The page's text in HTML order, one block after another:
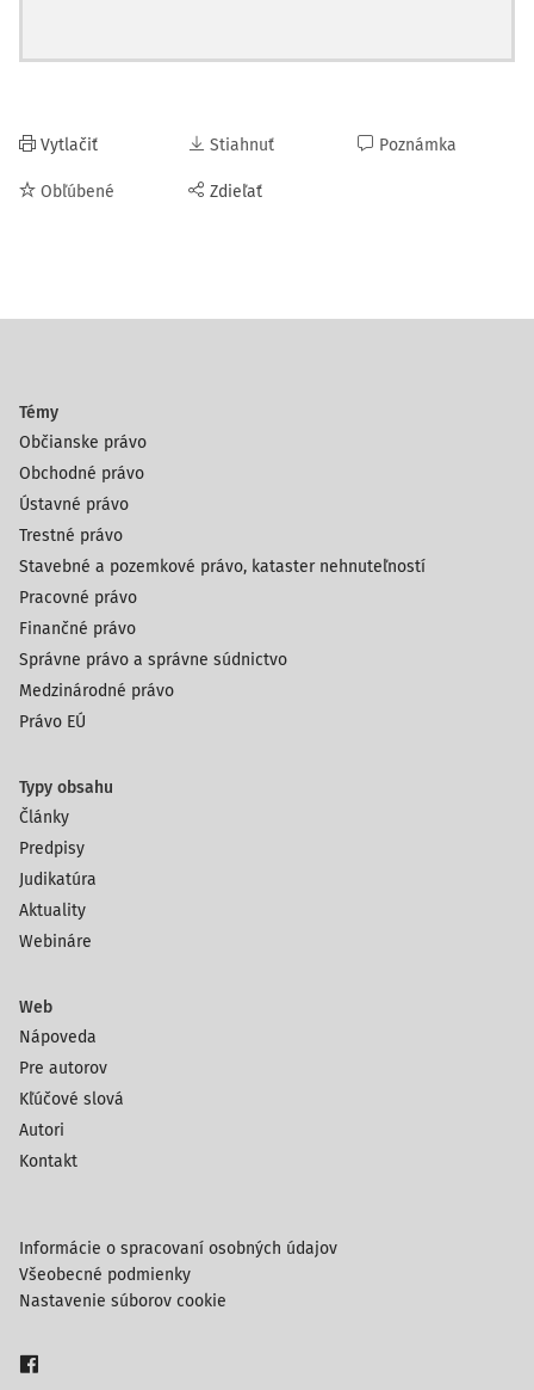
Vytlačiť
Obľúbené
Stiahnuť
Zdieľať
Poznámka
Témy
Občianske právo
Obchodné právo
Ústavné právo
Trestné právo
Stavebné a pozemkové právo, kataster nehnuteľností
Pracovné právo
Finančné právo
Správne právo a správne súdnictvo
Medzinárodné právo
Právo EÚ
Typy obsahu
Články
Predpisy
Judikatúra
Aktuality
Webináre
Web
Nápoveda
Pre autorov
Kľúčové slová
Autori
Kontakt
Informácie o spracovaní osobných údajov
Všeobecné podmienky
Nastavenie súborov cookie